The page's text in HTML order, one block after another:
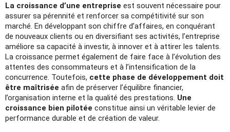
La croissance d’une entreprise est souvent nécessaire pour
assurer sa pérennité et renforcer sa compétitivité sur son
marché. En développant son chiffre d’affaires, en conquérant
de nouveaux clients ou en diversifiant ses activités, l’entreprise
améliore sa capacité à investir, à innover et à attirer les talents.
La croissance permet également de faire face à l’évolution des
attentes des consommateurs et à l’intensification de la
concurrence. Toutefois, cette phase de développement doit
être maîtrisée afin de préserver l’équilibre financier,
l’organisation interne et la qualité des prestations. Une
croissance bien pilotée constitue ainsi un véritable levier de
performance durable et de création de valeur.